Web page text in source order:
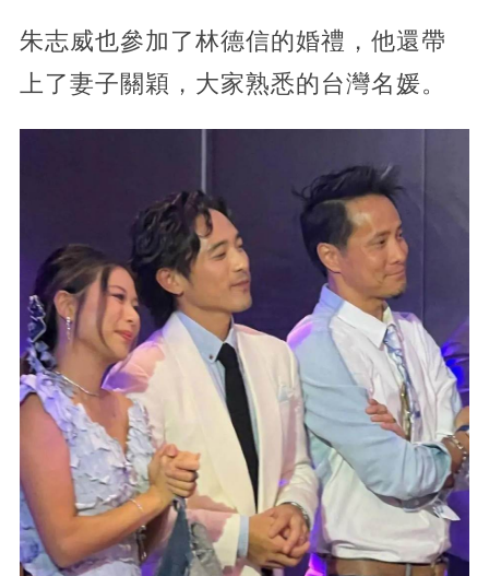
朱志威也參加了林德信的婚禮，他還帶
上了妻子關穎，大家熟悉的台灣名媛。